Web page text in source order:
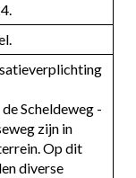
Scheldeweg -
zijn in
Op dit
diverse